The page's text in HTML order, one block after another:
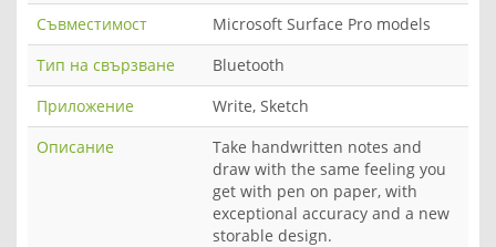
Съвместимост
Microsoft Surface Pro models
Тип на свързване
Bluetooth
Приложение
Write, Sketch
Описание
Take handwritten notes and
draw with the same feeling you
get with pen on paper, with
exceptional accuracy and a new
storable design.